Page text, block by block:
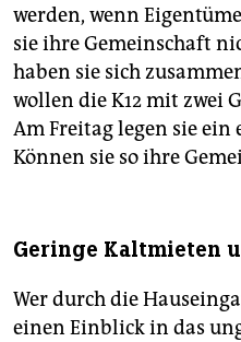
werden, wenn
sie ihre Gemeinschaft
haben sie sich
wollen die K12 mit zwei
Am Freitag legen sie ein
Können sie so ihre
Geringe Kaltmieten
Wer durch die
einen Einblick in das